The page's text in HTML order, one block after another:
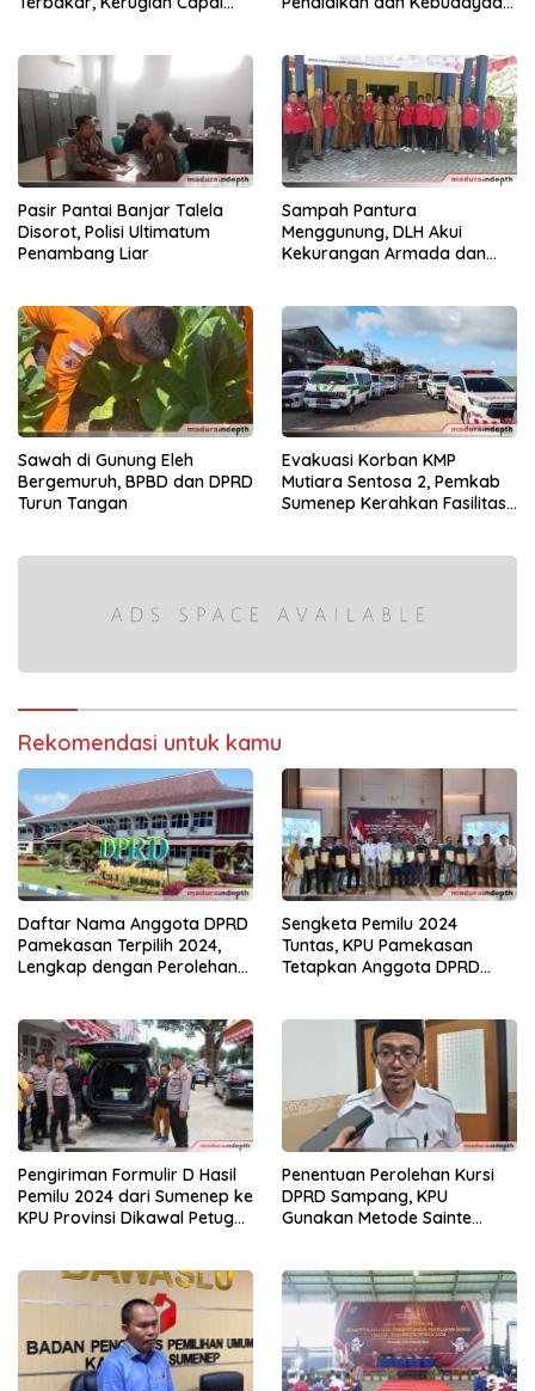
Pasir Pantai Banjar Talela
Disorot, Polisi Ultimatum
Penambang Liar
Sampah Pantura
Menggunung, DLH Akui
Kekurangan Armada dan
Sawah di Gunung Eleh
Bergemuruh, BPBD dan DPRD
Turun Tangan
Evakuasi Korban KMP
Mutiara Sentosa 2, Pemkab
Sumenep Kerahkan Fasilitas
Rekomendasi untuk kamu
Daftar Nama Anggota DPRD
Pamekasan Terpilih 2024,
Lengkap dengan Perolehan
Sengketa Pemilu 2024
Tuntas, KPU Pamekasan
Tetapkan Anggota DPRD
Pengiriman Formulir D Hasil
Pemilu 2024 dari Sumenep ke
KPU Provinsi Dikawal Petugas
Penentuan Perolehan Kursi
DPRD Sampang, KPU
Gunakan Metode Sainte